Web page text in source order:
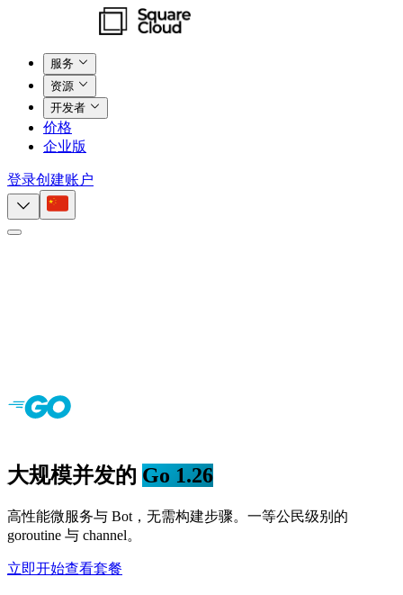
服务
资源
开发者
价格
企业版
登录创建账户
大规模并发的 Go 1.26
高性能微服务与 Bot，无需构建步骤。一等公民级别的
goroutine 与 channel。
立即开始查看套餐